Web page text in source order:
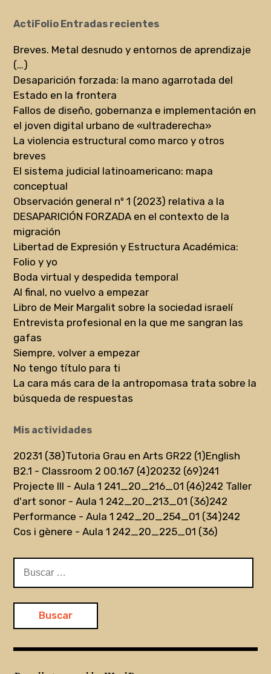
ActiFolio Entradas recientes
Breves. Metal desnudo y entornos de aprendizaje
(…)
Desaparición forzada: la mano agarrotada del
Estado en la frontera
Fallos de diseño, gobernanza e implementación en
el joven digital urbano de «ultraderecha»
La violencia estructural como marco y otros
breves
El sistema judicial latinoamericano: mapa
conceptual
Observación general nº 1 (2023) relativa a la
DESAPARICIÓN FORZADA en el contexto de la
migración
Libertad de Expresión y Estructura Académica:
Folio y yo
Boda virtual y despedida temporal
Al final, no vuelvo a empezar
Libro de Meir Margalit sobre la sociedad israelí
Entrevista profesional en la que me sangran las
gafas
Siempre, volver a empezar
No tengo título para ti
La cara más cara de la antropomasa trata sobre la
búsqueda de respuestas
Mis actividades
20231 (38)Tutoria Grau en Arts GR22 (1)English
B2.1 - Classroom 2 00.167 (4)20232 (69)241
Projecte III - Aula 1 241_20_216_01 (46)242 Taller
d'art sonor - Aula 1 242_20_213_01 (36)242
Performance - Aula 1 242_20_254_01 (34)242
Cos i gènere - Aula 1 242_20_225_01 (36)